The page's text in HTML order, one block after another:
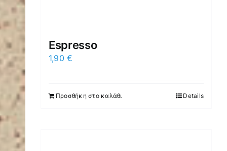
Espresso
1,90€
Προσθήκη στο καλάθι Details